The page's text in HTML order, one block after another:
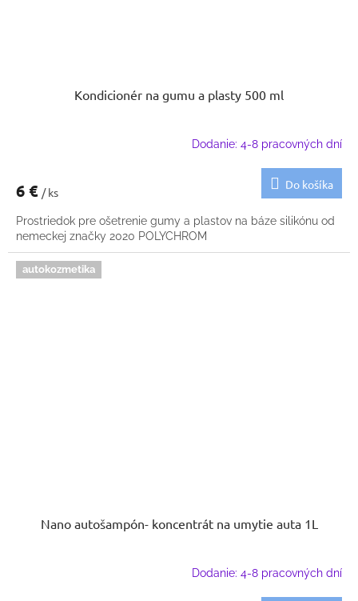
Kondicionér na gumu a plasty 500 ml
Dodanie: 4-8 pracovných dní
6 € / ks
Do košíka
Prostriedok pre ošetrenie gumy a plastov na báze silikónu od
nemeckej značky 2020 POLYCHROM
autokozmetika
Nano autošampón- koncentrát na umytie auta 1L
Dodanie: 4-8 pracovných dní